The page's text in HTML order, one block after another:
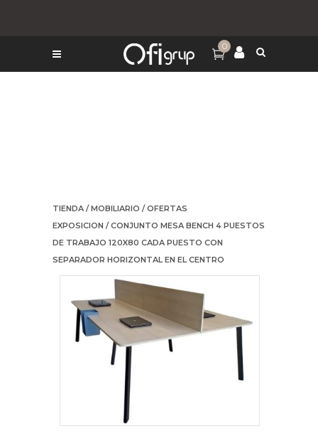
0
TIENDA /MOBILIARIO /OFERTAS
EXPOSICION / CONJUNTO MESA BENCH 4 PUESTOS
DE TRABAJO 120X80 CADA PUESTO CON
SEPARADOR HORIZONTAL EN EL CENTRO